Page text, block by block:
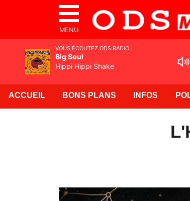
MENU
ACCUEIL BONS PLANS INFOS
VOUS ÉCOUTEZ ODS RADIO
Big Soul
Hippi Hippi Shake